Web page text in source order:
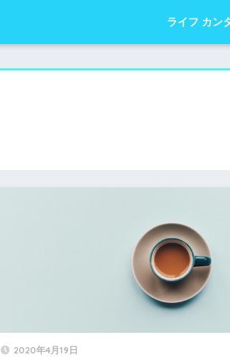
ライフ カン
2020年4月19日